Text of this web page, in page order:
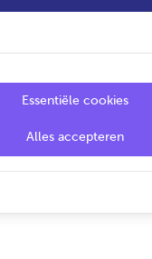
Essentiële cookies
Alles accepteren